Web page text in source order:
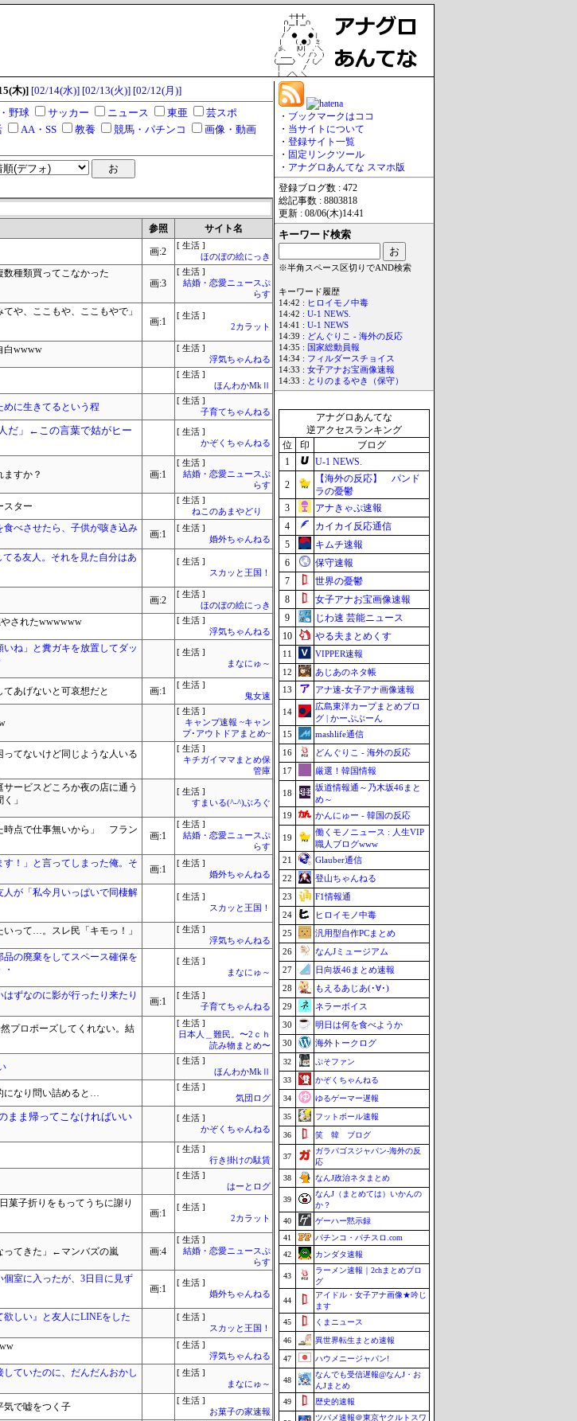
木)] [02/14(水)] [02/13(火)] [02/12(月)]
野球 サッカー ニュース 東亜
芸スポ
AA・SS 教養 競馬・パチンコ
画像・動画
参照 サイト名
画:2
[ 生活 ]
ほのぼの絵にっき
数種類買ってこなかった
画:3
[ 生活 ]
結婚・恋愛ニュースぷ
らす
や、ここもや、ここもやで」
画:1
[ 生活 ]
2カラット
白wwww
[ 生活 ]
浮気ちゃんねる
[ 生活 ]
ほんわかMkⅡ
に生きてるという程
[ 生活 ]
子育てちゃんねる
だ」←この言葉で姑がヒー
[ 生活 ]
かぞくちゃんねる
すか？ 画:1
[ 生活 ]
結婚・恋愛ニュースぷ
らす
スター
[ 生活 ]
ねこのあまやどり
べさせたら、子供が咳き込み
画:1
[ 生活 ]
婚外ちゃんねる
る友人。それを見た自分はあ
[ 生活 ]
スカッと王国！
画:2
[ 生活 ]
ほのぼの絵にっき
やされたwwwwww
[ 生活 ]
浮気ちゃんねる
ね」と糞ガキを放置してダッ
[ 生活 ]
まなにゅ～
あげないと可哀想だと 画:1
[ 生活 ]
鬼女速
[ 生活 ]
キャンプ速報 ~キャン
プ･アウトドアまとめ~
てないけど同じような人いる
[ 生活 ]
キチガイママまとめ保
管庫
ービスどころか夜の店に通う
」
[ 生活 ]
すまいる(^-^)ぶろぐ
時点で仕事無いから」 フラン
画:1
[ 生活 ]
結婚・恋愛ニュースぷ
らす
！」と言ってしまった俺。そ
画:1
[ 生活 ]
婚外ちゃんねる
が「私今月いっぱいで同棲解
[ 生活 ]
スカッと王国！
って…。スレ民「キモっ！」
[ 生活 ]
浮気ちゃんねる
の廃棄をしてスペース確保を
[ 生活 ]
まなにゅ～
ずなのに影が行ったり来たり
画:1
[ 生活 ]
子育てちゃんねる
プロポーズしてくれない。結
[ 生活 ]
日本人＿難民。〜2ｃｈ
読み物まとめ〜
[ 生活 ]
ほんわかMkⅡ
になり問い詰めると…
[ 生活 ]
気団ログ
まま帰ってこなければいい
[ 生活 ]
かぞくちゃんねる
[ 生活 ]
行き掛けの駄賃
[ 生活 ]
はーとログ
菓子折りをもってうちに謝り
画:1
[ 生活 ]
2カラット
ってきた」←マンバズの嵐 画:4
[ 生活 ]
結婚・恋愛ニュースぷ
らす
室に入ったが、3日目に見ず
画:1
[ 生活 ]
婚外ちゃんねる
しい』と友人にLINEをした
[ 生活 ]
スカッと王国！
[ 生活 ]
浮気ちゃんねる
ていたのに、だんだんおかし
[ 生活 ]
まなにゅ～
気で嘘をつく子
[ 生活 ]
お菓子の家速報
・ ブックマークはココ
・ 当サイトについて
・ 登録サイト一覧
・ 固定リンクツール
・ アナグロあんてな スマホ版
登録ブログ数 : 472
総記事数 : 8803818
更新 : 08/06(木)14:41
キーワード検索
※半角スペース区切りでAND検索
キーワード履歴
14:42 : ヒロイモノ中毒
14:42 : U-1 NEWS.
14:41 : U-1 NEWS
14:39 : どんぐりこ - 海外の反応
14:35 : 国家総動員報
14:34 : フィルダースチョイス
14:33 : 女子アナお宝画像速報
14:33 : とりのまるやき（保守）
アナグロあんてな
逆アクセスランキング
位
印
ブログ
1
U-1 NEWS.
2
【海外の反応】 パンド
ラの憂鬱
3
アナきゃぷ速報
4
カイカイ反応通信
5
キムチ速報
6
保守速報
7
世界の憂鬱
8
女子アナお宝画像速報
9
じわ速 芸能ニュース
10
やる夫まとめくす
11
VIPPER速報
12
あじあのネタ帳
13
アナ速‐女子アナ画像速報
14
広島東洋カープまとめブロ
グ | かーぷぶーん
15
mashlife通信
16
どんぐりこ - 海外の反応
17
厳選！韓国情報
18
坂道情報通～乃木坂46まと
め～
19
かんにゅー - 韓国の反応
19
働くモノニュース : 人生VIP
職人ブログwww
21
Glauber通信
22
登山ちゃんねる
23
F1情報通
24
ヒロイモノ中毒
25
汎用型自作PCまとめ
26
なんJミュージアム
27
日向坂46まとめ速報
28
もえるあじあ(･∀･)
29
ネラーボイス
30
明日は何を食べようか
30
海外トークログ
32 ぷそファン
33 かぞくちゃんねる
34 ゆるゲーマー遅報
35 フットボール速報
36 笑 韓 ブログ
37
ガラパゴスジャパン-海外の反
応
38
なんJ政治ネタまとめ
39
なんJ（まとめては）いかんの
か？
40
ゲーハー黙示録
41
パチンコ・パチスロ.com
42
カンダタ速報
43
ラーメン速報｜2chまとめブロ
グ
44
アイドル・女子アナ画像★吟じ
ます
45
くまニュース
46 異世界転生まとめ速報
47 ハウメニージャパン!
48
なんでも受信遅報@なんJ・お
んJまとめ
49
歴史的速報
ツバメ速報＠東京ヤクルトスワ